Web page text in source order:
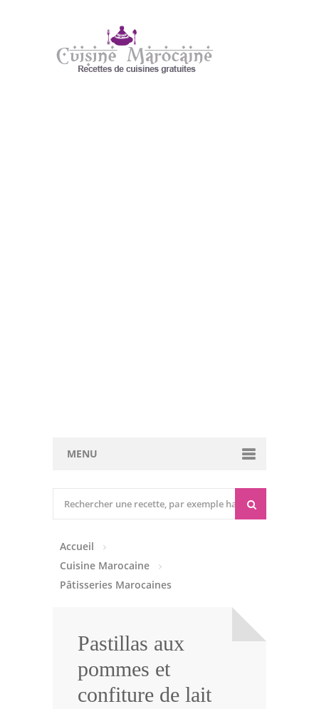
MENU
Entrées Froides
Tajines
Viandes
Volailles
Poissons
Accueil
Cuisine Marocaine
Pâtisseries Marocaines
Pastillas aux
pommes et
confiture de lait